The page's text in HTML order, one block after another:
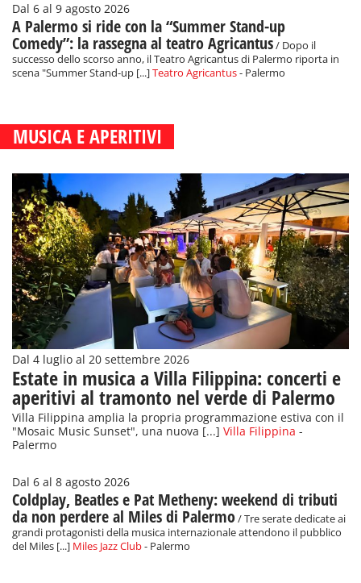
Dal 6 al 9 agosto 2026
A Palermo si ride con la “Summer Stand-up
Comedy”: la rassegna al teatro Agricantus/ Dopo il
successo dello scorso anno, il Teatro Agricantus di Palermo riporta in
scena "Summer Stand-up [...]Teatro Agricantus- Palermo
MUSICA E APERITIVI
Dal 4 luglio al 20 settembre 2026
Estate in musica a Villa Filippina: concerti e
aperitivi al tramonto nel verde di Palermo
Villa Filippina amplia la propria programmazione estiva con il
"Mosaic Music Sunset", una nuova [...] Villa Filippina -
Palermo
Dal 6 al 8 agosto 2026
Coldplay, Beatles e Pat Metheny: weekend di tributi
da non perdere al Miles di Palermo/ Tre serate dedicate ai
grandi protagonisti della musica internazionale attendono il pubblico
del Miles [...] Miles Jazz Club- Palermo